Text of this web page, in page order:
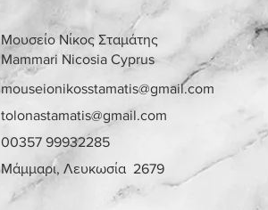
Μουσείο Νίκος Σταμάτης
Mammari Nicosia Cyprus
mouseionikosstamatis@gmail.com
tolonastamatis@gmail.com
00357 99932285
Μάμμαρι, Λευκωσία 2679